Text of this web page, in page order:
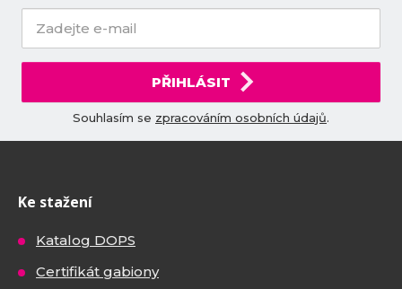
PŘIHLÁSIT
Souhlasím se zpracováním osobních údajů.
Ke stažení
Katalog DOPS
Certifikát gabiony